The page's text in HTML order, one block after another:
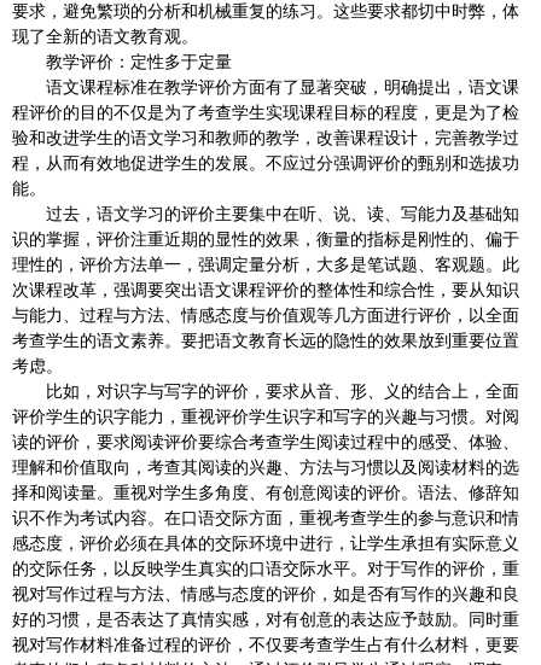
要求，避免繁琐的分析和机械重复的练习。这些要求都切中时弊，体
现了全新的语文教育观。
教学评价：定性多于定量
语文课程标准在教学评价方面有了显著突破，明确提出，语文课
程评价的目的不仅是为了考查学生实现课程目标的程度，更是为了检
验和改进学生的语文学习和教师的教学，改善课程设计，完善教学过
程，从而有效地促进学生的发展。不应过分强调评价的甄别和选拔功
能。
过去，语文学习的评价主要集中在听、说、读、写能力及基础知
识的掌握，评价注重近期的显性的效果，衡量的指标是刚性的、偏于
理性的，评价方法单一，强调定量分析，大多是笔试题、客观题。此
次课程改革，强调要突出语文课程评价的整体性和综合性，要从知识
与能力、过程与方法、情感态度与价值观等几方面进行评价，以全面
考查学生的语文素养。要把语文教育长远的隐性的效果放到重要位置
考虑。
比如，对识字与写字的评价，要求从音、形、义的结合上，全面
评价学生的识字能力，重视评价学生识字和写字的兴趣与习惯。对阅
读的评价，要求阅读评价要综合考查学生阅读过程中的感受、体验、
理解和价值取向，考查其阅读的兴趣、方法与习惯以及阅读材料的选
择和阅读量。重视对学生多角度、有创意阅读的评价。语法、修辞知
识不作为考试内容。在口语交际方面，重视考查学生的参与意识和情
感态度，评价必须在具体的交际环境中进行，让学生承担有实际意义
的交际任务，以反映学生真实的口语交际水平。对于写作的评价，重
视对写作过程与方法、情感与态度的评价，如是否有写作的兴趣和良
好的习惯，是否表达了真情实感，对有创意的表达应予鼓励。同时重
视对写作材料准备过程的评价，不仅要考查学生占有什么材料，更要